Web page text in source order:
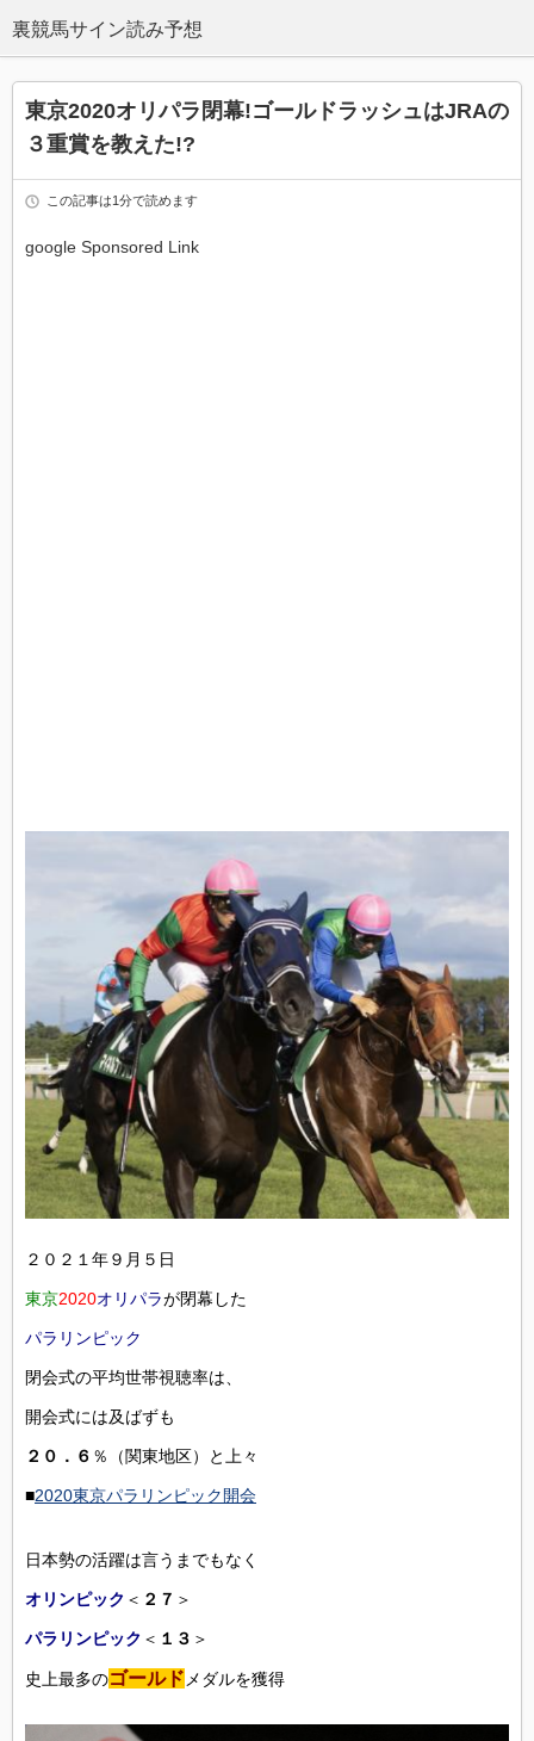
東京2020オリパラ閉幕!ゴールドラッシュはJRAの
３重賞を教えた!?
この記事は1分で読めます
google Sponsored Link
２０２１年９月５日
東京2020オリパラが閉幕した
パラリンピック
閉会式の平均世帯視聴率は、
開会式には及ばずも
２０．６ ％（関東地区）と上々
■2020東京パラリンピック開会
日本勢の活躍は言うまでもなく
オリンピック ＜ ２７ ＞
パラリンピック ＜ １３ ＞
史上最多のゴールドメダルを獲得